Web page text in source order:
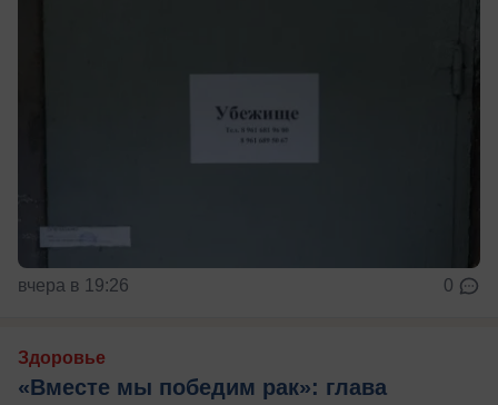
вчера в 19:26 0
Здоровье
«Вместе мы победим рак»: глава